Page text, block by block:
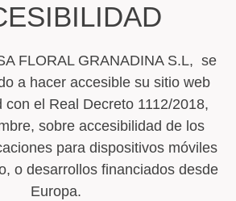
FLORAL GRANADINA S.L, se
a hacer accesible su sitio web
con el Real Decreto 1112/2018,
sobre accesibilidad de los
para dispositivos móviles
o desarrollos financiados desde
Europa.